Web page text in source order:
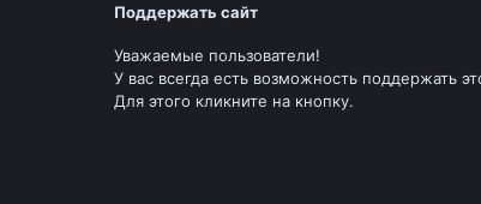
Поддержать сайт
Уважаемые пользователи!
У вас всегда есть возможность поддержать
Для этого кликните на кнопку.